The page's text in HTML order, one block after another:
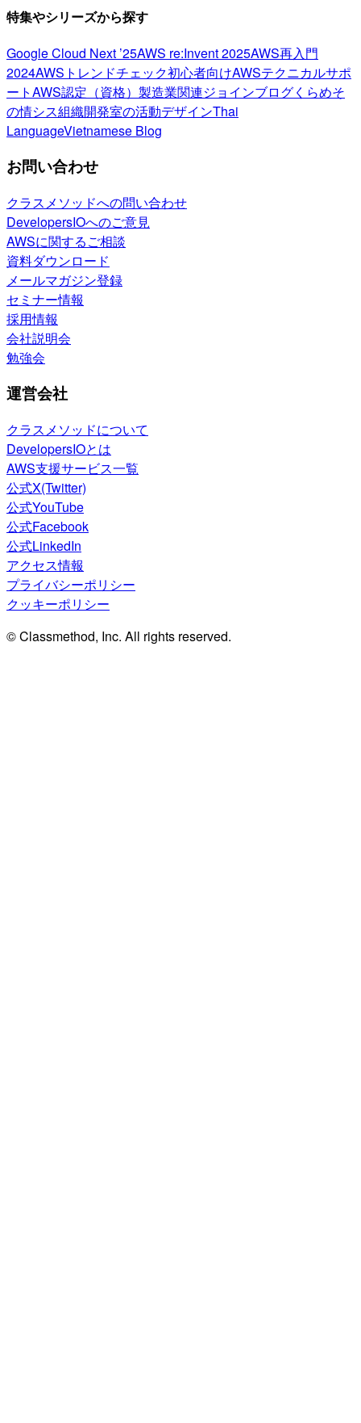
特集やシリーズから探す
Google Cloud Next ’25AWS re:Invent 2025AWS再入門
2024AWSトレンドチェック初心者向けAWSテクニカルサポ
ートAWS認定（資格） 製造業関連ジョインブログくらめそ
の情シス組織開発室の活動デザインThai
LanguageVietnamese Blog
お問い合わせ
クラスメソッドへの問い合わせ
DevelopersIOへのご意見
AWSに関するご相談
資料ダウンロード
メールマガジン登録
セミナー情報
採用情報
会社説明会
勉強会
運営会社
クラスメソッドについて
DevelopersIOとは
AWS支援サービス一覧
公式X(Twitter)
公式YouTube
公式Facebook
公式LinkedIn
アクセス情報
プライバシーポリシー
クッキーポリシー
© Classmethod, Inc. All rights reserved.